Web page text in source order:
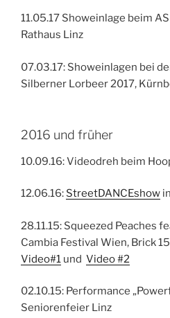
11.05.17 Showeinlage beim
Rathaus Linz
07.03.17: Showeinlagen bei
Silberner Lorbeer 2017,
2016 und früher
10.09.16: Videodreh beim
12.06.16: StreetDANCEshow
28.11.15: Squeezed Peaches
Cambia Festival Wien, Brick
Video#1 und Video #2
02.10.15: Performance
Seniorenfeier Linz